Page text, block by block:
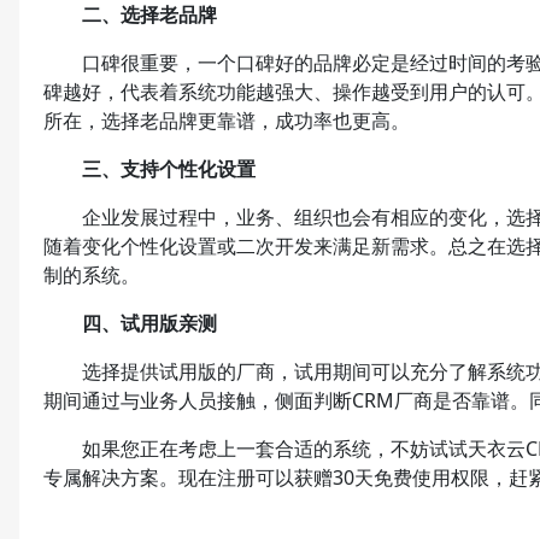
二、选择老品牌
口碑很重要，一个口碑好的品牌必定是经过时间的考
碑越好，代表着系统功能越强大、操作越受到用户的认可
所在，选择老品牌更靠谱，成功率也更高。
三、支持个性化设置
企业发展过程中，业务、组织也会有相应的变化，选
随着变化个性化设置或二次开发来满足新需求。总之在选
制的系统。
四、试用版亲测
选择提供试用版的厂商，试用期间可以充分了解系统
期间通过与业务人员接触，侧面判断CRM厂商是否靠谱
如果您正在考虑上一套合适的系统，不妨试试天衣云
专属解决方案。现在注册可以获赠30天免费使用权限，赶